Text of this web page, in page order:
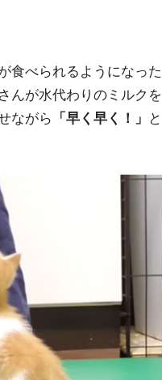
食べられるようになった
んが水代わりのミルクを
ながら
「早く早く！」 と